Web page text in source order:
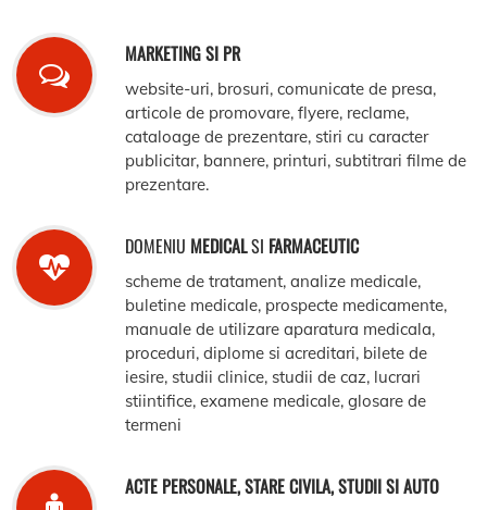
MARKETING SI PR
website-uri, brosuri, comunicate de presa,
articole de promovare, flyere, reclame,
cataloage de prezentare, stiri cu caracter
publicitar, bannere, printuri, subtitrari filme de
prezentare.
DOMENIU MEDICALSI FARMACEUTIC
scheme de tratament, analize medicale,
buletine medicale, prospecte medicamente,
manuale de utilizare aparatura medicala,
proceduri, diplome si acreditari, bilete de
iesire, studii clinice, studii de caz, lucrari
stiintifice, examene medicale, glosare de
termeni
ACTE PERSONALE, STARE CIVILA, STUDII SI AUTO